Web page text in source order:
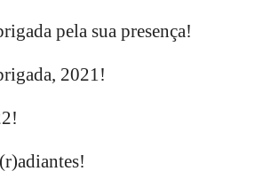
pela sua presença!
2021!